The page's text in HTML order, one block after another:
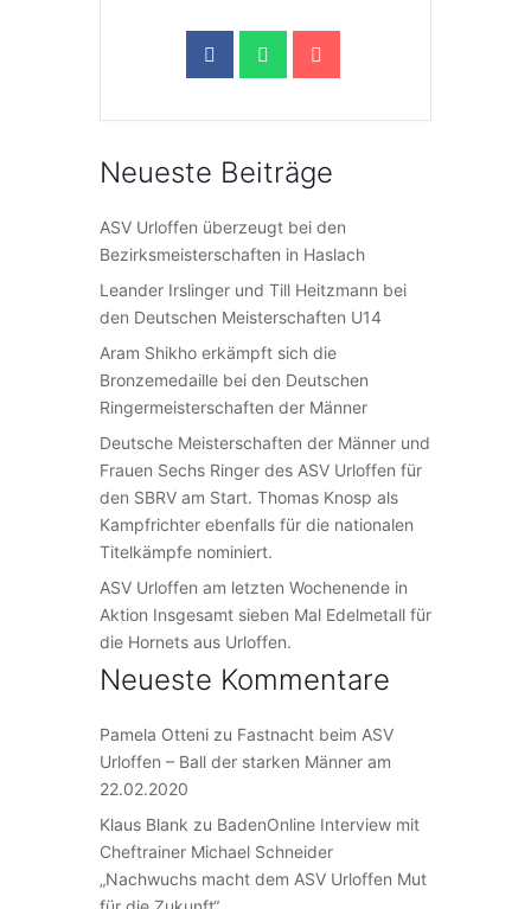
Neueste Beiträge
ASV Urloffen überzeugt bei den
Bezirksmeisterschaften in Haslach
Leander Irslinger und Till Heitzmann bei
den Deutschen Meisterschaften U14
Aram Shikho erkämpft sich die
Bronzemedaille bei den Deutschen
Ringermeisterschaften der Männer
Deutsche Meisterschaften der Männer und
Frauen Sechs Ringer des ASV Urloffen für
den SBRV am Start. Thomas Knosp als
Kampfrichter ebenfalls für die nationalen
Titelkämpfe nominiert.
ASV Urloffen am letzten Wochenende in
Aktion Insgesamt sieben Mal Edelmetall für
die Hornets aus Urloffen.
Neueste Kommentare
Pamela Otteni zu Fastnacht beim ASV
Urloffen – Ball der starken Männer am
22.02.2020
Klaus Blank zu BadenOnline Interview mit
Cheftrainer Michael Schneider
„Nachwuchs macht dem ASV Urloffen Mut